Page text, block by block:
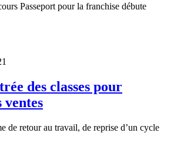
Passeport pour la franchise débute
des classes pour
ventes
de retour au travail, de reprise d’un cycle